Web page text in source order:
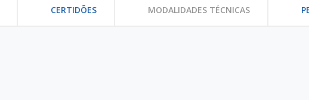
CERTIDÕES MODALIDADES TÉCNICAS